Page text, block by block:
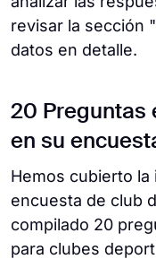
revisar la sección "
datos en detalle.
20 Preguntas
en su
Hemos cubierto la
encuesta de club
compilado 20
para clubes